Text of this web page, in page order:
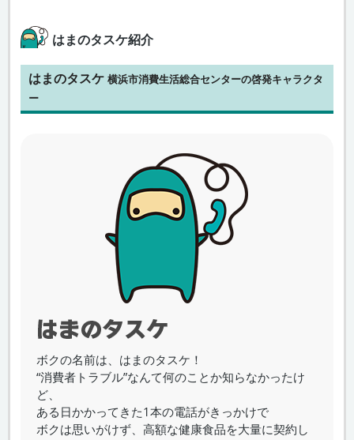
はまのタスケ紹介
はまのタスケ 横浜市消費生活総合センターの啓発キャラクタ
ー
ボクの名前は、はまのタスケ！
“消費者トラブル”なんて何のことか知らなかったけ
ど、
ある日かかってきた1本の電話がきっかけで
ボクは思いがけず、高額な健康食品を大量に契約し